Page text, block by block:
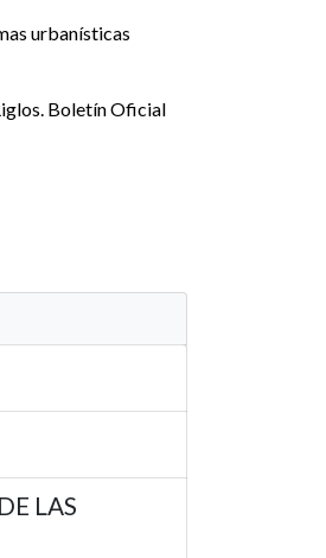
urbanísticas
Boletín Oficial
LAS